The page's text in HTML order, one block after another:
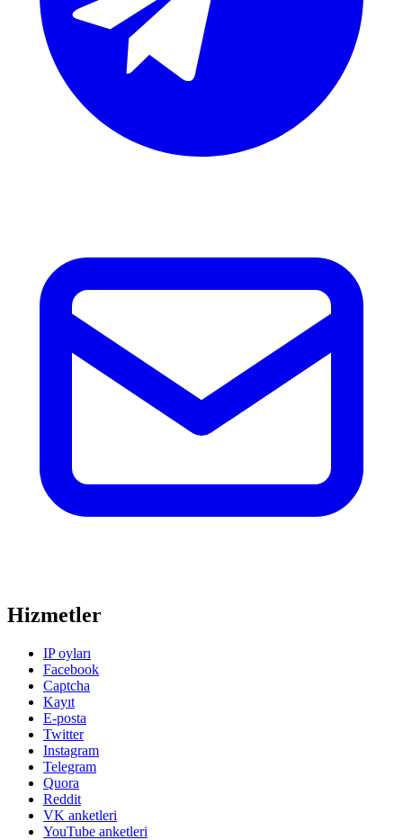
Hizmetler
IP oyları
Facebook
Captcha
Kayıt
E-posta
Twitter
Instagram
Telegram
Quora
Reddit
VK anketleri
YouTube anketleri